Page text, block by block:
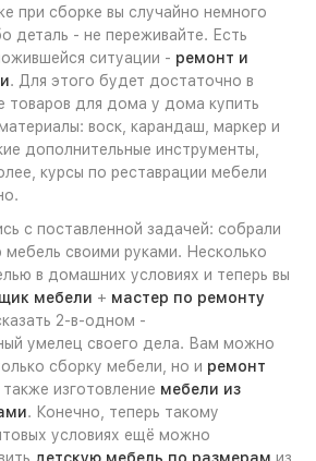
при сборке вы случайно немного
деталь - не переживайте. Есть
ситуации - ремонт и
. Для этого будет достаточно в
товаров для дома у дома купить
воск, карандаш, маркер и
дополнительные инструменты,
курсы по реставрации мебели
с поставленной задачей: собрали
своими руками. Несколько
в домашних условиях и теперь вы
мебели + мастер по ремонту
2-в-одном -
умелец своего дела. Вам можно
сборку мебели, но и ремонт
также изготовление мебели из
. Конечно, теперь такому
условиях ещё можно
детскую мебель по размерам из